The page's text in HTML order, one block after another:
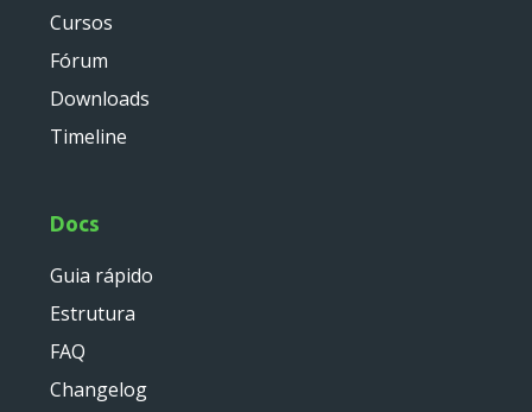
widget
base
chart
form
menu
template
wrapper
wrapper
Cursos
Fórum
Downloads
Timeline
Docs
Guia rápido
Estrutura
FAQ
Changelog